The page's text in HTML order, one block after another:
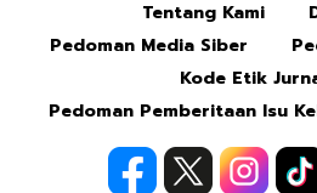
Tentang Kami
Pedoman Media Siber
Kode Etik
Pedoman Pemberitaan Isu